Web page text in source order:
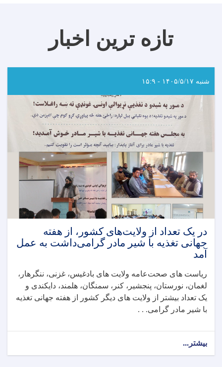
تازه ترین اخبار
شنبه ۱۴۰۵/۵/۱۷ - ۱۵:۹
در یک تعداد از ولایت‌های کشور، از هفته
جهانی تغذیه با شیر مادر گرامی‌داشت به عمل
آمد
ریاست های صحت‌عامه ولایت های بادغیس، غزنی، ننگرهار،
لغمان، نورستان، پنجشیر، کنر، سمنگان، هلمند، دایکندی و
یک تعداد بیشتر از ولایت های دیگر کشور از هفته جهانی تغذیه
با شیر مادر گرامی. . .
بیشتر...